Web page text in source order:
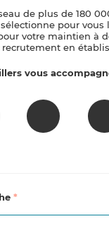
de plus de 180
sélectionne pour vous
votre maintien à
recrutement en
vous